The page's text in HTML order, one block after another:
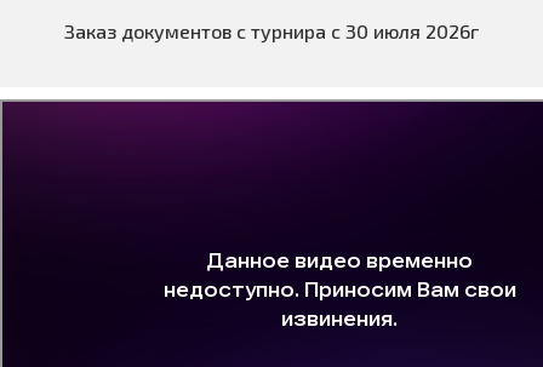
Заказ документов с турнира с 30 июля 2026г